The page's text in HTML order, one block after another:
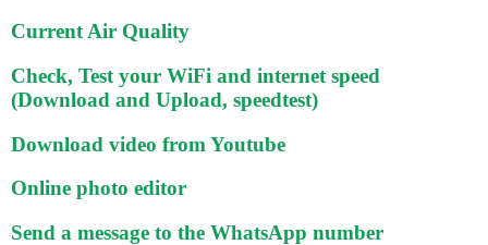
Current Air Quality
Check, Test your WiFi and internet speed
(Download and Upload, speedtest)
Download video from Youtube
Online photo editor
Send a message to the WhatsApp number